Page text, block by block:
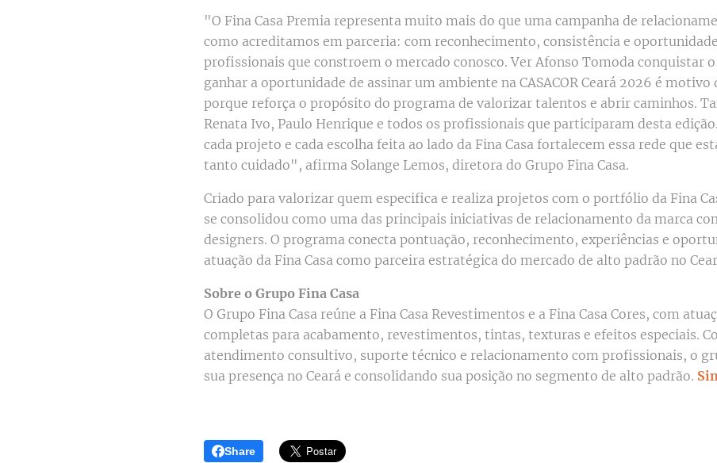
"O Fina Casa Premia representa muito mais do que uma campanha de
como acreditamos em parceria: com reconhecimento, consistência e
profissionais que constroem o mercado conosco. Ver Afonso Tomoda conquistar
ganhar a oportunidade de assinar um ambiente na CASACOR Ceará 2026 é
porque reforça o propósito do programa de valorizar talentos e abrir caminhos.
Renata Ivo, Paulo Henrique e todos os profissionais que participaram desta
cada projeto e cada escolha feita ao lado da Fina Casa fortalecem essa rede que
tanto cuidado", afirma Solange Lemos, diretora do Grupo Fina Casa.
Criado para valorizar quem especifica e realiza projetos com o portfólio da Fina
se consolidou como uma das principais iniciativas de relacionamento da marca
designers. O programa conecta pontuação, reconhecimento, experiências e
atuação da Fina Casa como parceira estratégica do mercado de alto padrão no
Sobre o Grupo Fina Casa
O Grupo Fina Casa reúne a Fina Casa Revestimentos e a Fina Casa Cores, com
completas para acabamento, revestimentos, tintas, texturas e efeitos especiais.
atendimento consultivo, suporte técnico e relacionamento com profissionais, o
sua presença no Ceará e consolidando sua posição no segmento de alto padrão.
Share